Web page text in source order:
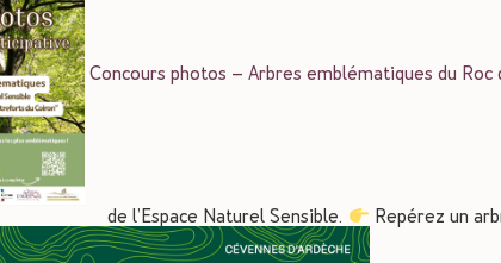
Concours photos – Arbres emblématiques du
de l’Espace Naturel Sensible. Repérez un